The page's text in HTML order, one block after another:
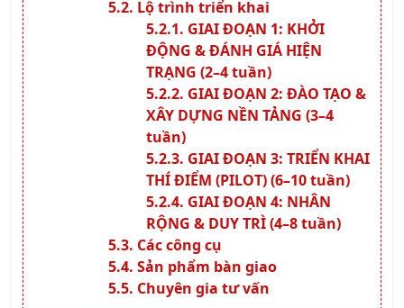
Lộ trình triển khai
GIAI ĐOẠN 1: KHỞI
ĐỘNG & ĐÁNH GIÁ HIỆN
TRẠNG (2–4 tuần)
GIAI ĐOẠN 2: ĐÀO TẠO &
XÂY DỰNG NỀN TẢNG (3–4
tuần)
GIAI ĐOẠN 3: TRIỂN KHAI
THÍ ĐIỂM (PILOT) (6–10 tuần)
GIAI ĐOẠN 4: NHÂN
RỘNG & DUY TRÌ (4–8 tuần)
Các công cụ
Sản phẩm bàn giao
Chuyên gia tư vấn